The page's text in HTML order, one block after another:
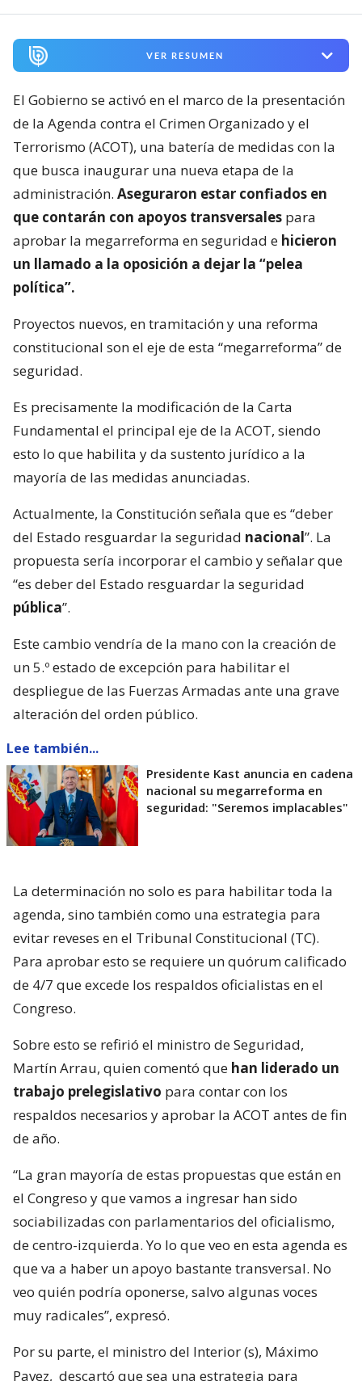
VER RESUMEN
El Gobierno se activó en el marco de la presentación
de la Agenda contra el Crimen Organizado y el
Terrorismo (ACOT), una batería de medidas con la
que busca inaugurar una nueva etapa de la
administración. Aseguraron estar confiados en
que contarán con apoyos transversales para
aprobar la megarreforma en seguridad e hicieron
un llamado a la oposición a dejar la “pelea
política”.
Proyectos nuevos, en tramitación y una reforma
constitucional son el eje de esta “megarreforma” de
seguridad.
Es precisamente la modificación de la Carta
Fundamental el principal eje de la ACOT, siendo
esto lo que habilita y da sustento jurídico a la
mayoría de las medidas anunciadas.
Actualmente, la Constitución señala que es “deber
del Estado resguardar la seguridad nacional”. La
propuesta sería incorporar el cambio y señalar que
“es deber del Estado resguardar la seguridad
pública”.
Este cambio vendría de la mano con la creación de
un 5.º estado de excepción para habilitar el
despliegue de las Fuerzas Armadas ante una grave
alteración del orden público.
Lee también...
Presidente Kast anuncia en cadena
nacional su megarreforma en
seguridad: "Seremos implacables"
La determinación no solo es para habilitar toda la
agenda, sino también como una estrategia para
evitar reveses en el Tribunal Constitucional (TC).
Para aprobar esto se requiere un quórum calificado
de 4/7 que excede los respaldos oficialistas en el
Congreso.
Sobre esto se refirió el ministro de Seguridad,
Martín Arrau, quien comentó que han liderado un
trabajo prelegislativo para contar con los
respaldos necesarios y aprobar la ACOT antes de fin
de año.
“La gran mayoría de estas propuestas que están en
el Congreso y que vamos a ingresar han sido
sociabilizadas con parlamentarios del oficialismo,
de centro-izquierda. Yo lo que veo en esta agenda es
que va a haber un apoyo bastante transversal. No
veo quién podría oponerse, salvo algunas voces
muy radicales”, expresó.
Por su parte, el ministro del Interior (s), Máximo
Pavez, descartó que sea una estrategia para